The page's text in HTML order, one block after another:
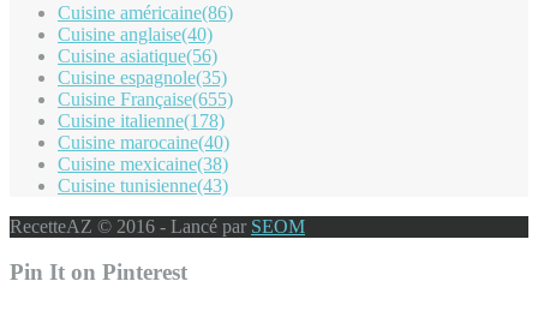
Cuisine américaine(86)
Cuisine anglaise(40)
Cuisine asiatique(56)
Cuisine espagnole(35)
Cuisine Française(655)
Cuisine italienne(178)
Cuisine marocaine(40)
Cuisine mexicaine(38)
Cuisine tunisienne(43)
RecetteAZ © 2016 - Lancé par SEOM
Pin It on Pinterest